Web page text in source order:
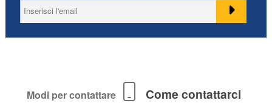
Modi per contattare
Come contattarci